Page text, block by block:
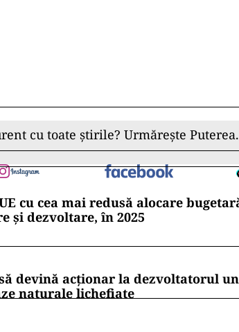
cu toate știrile? Urmărește
cu cea mai redusă alocare
și dezvoltare, în 2025
devină acționar la dezvoltatorul
naturale lichefiate